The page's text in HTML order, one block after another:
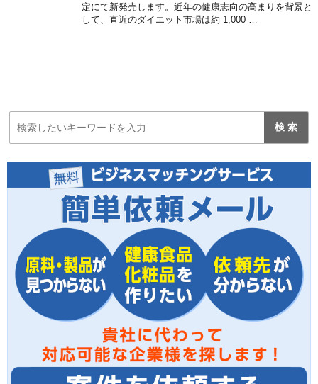
定にて新発売します。近年の健康志向の高まりを背景と
して、直近のダイエット市場は約 1,000 …